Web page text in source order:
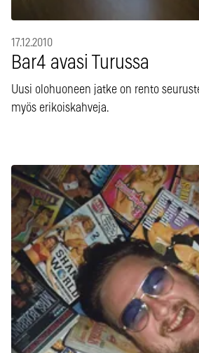
17.12.2010
Bar4 avasi Turussa
Uusi olohuoneen jatke on rento
myös erikoiskahveja.